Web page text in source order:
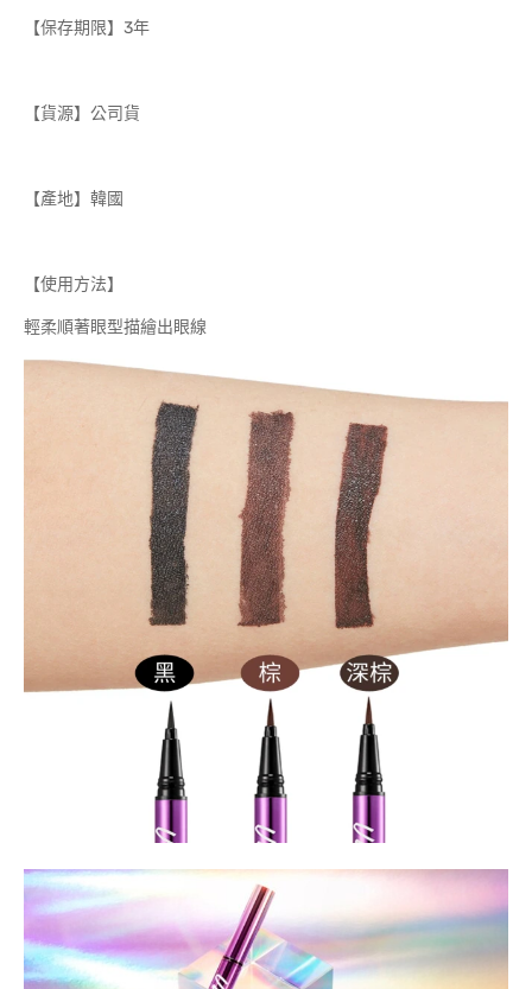
【保存期限】3年
【貨源】公司貨
【產地】韓國
【使用方法】
輕柔順著眼型描繪出眼線